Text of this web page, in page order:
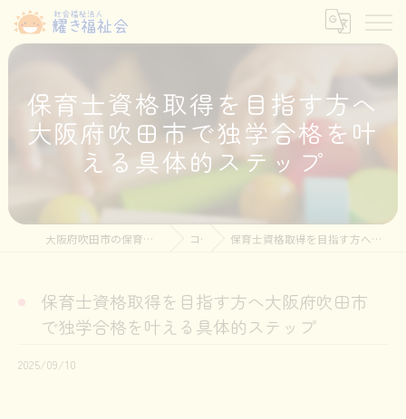
保育士資格取得を目指す方へ
大阪府吹田市で独学合格を叶
える具体的ステップ
大阪府吹田市の保育士の求人なら社会福祉法人耀き福祉会 コラム 保育士資格取得を目指す方へ大阪府吹田市で独学合格を叶える具体的ステップ
保育士資格取得を目指す方へ大阪府吹田市
で独学合格を叶える具体的ステップ
2025/09/10